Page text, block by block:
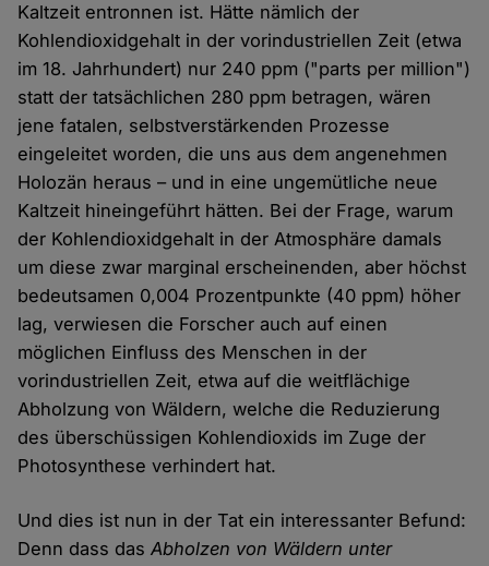
Kaltzeit entronnen ist. Hätte nämlich der
Kohlendioxidgehalt in der vorindustriellen Zeit (etwa
im 18. Jahrhundert) nur 240 ppm ("parts per million")
statt der tatsächlichen 280 ppm betragen, wären
jene fatalen, selbstverstärkenden Prozesse
eingeleitet worden, die uns aus dem angenehmen
Holozän heraus – und in eine ungemütliche neue
Kaltzeit hineingeführt hätten. Bei der Frage, warum
der Kohlendioxidgehalt in der Atmosphäre damals
um diese zwar marginal erscheinenden, aber höchst
bedeutsamen 0,004 Prozentpunkte (40 ppm) höher
lag, verwiesen die Forscher auch auf einen
möglichen Einfluss des Menschen in der
vorindustriellen Zeit, etwa auf die weitflächige
Abholzung von Wäldern, welche die Reduzierung
des überschüssigen Kohlendioxids im Zuge der
Photosynthese verhindert hat.
Und dies ist nun in der Tat ein interessanter Befund:
Denn dass dasAbholzen von Wäldern unter